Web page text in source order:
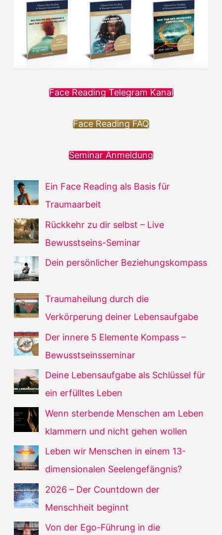
Face Reading Telegram Kanal
Face Reading FAQ
Seminar Anmeldung
Ein Face Reading als Basis für
Traumaarbeit
Rückkehr zu dir selbst – Live
Bewusstseins-Seminar
Dein persönlicher Beziehungskompass
Traumaheilung durch die
Verkörperung deiner Lebensaufgabe
Der innere 5 Elemente Kompass –
Bewusstseinsseminar
Deine Lebensaufgabe als Schlüssel für
ein erfülltes Leben
Wenn sterbende Menschen am Leben
klammern und nicht gehen wollen
Leben wir Menschen in einem 13-
dimensionalen Seelengefängnis?
2026 – Der Countdown der
Menschheit beginnt
Von der Ego-Führung in die